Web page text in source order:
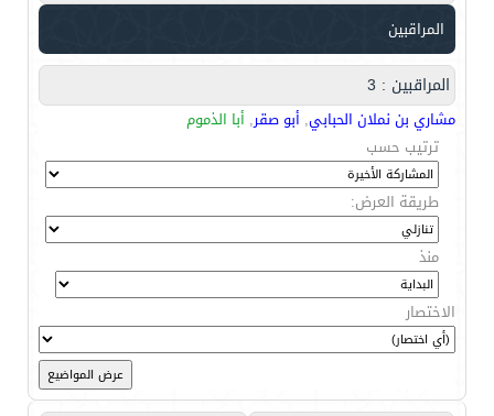
المراقبين
المراقبين : 3
مشاري بن نملان الحبابي, أبو صقر, أبا الذموم
ترتيب حسب
طريقة العرض:
منذ
الاختصار